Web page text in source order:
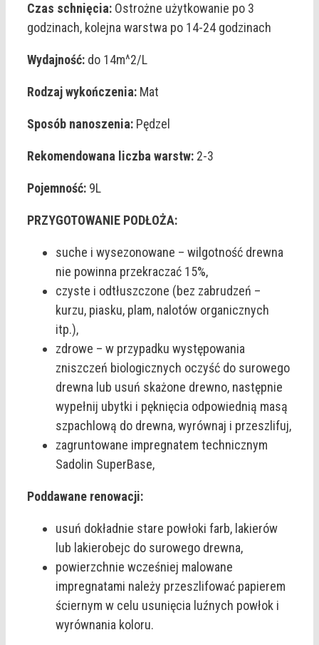
Czas schnięcia: Ostrożne użytkowanie po 3
godzinach, kolejna warstwa po 14-24 godzinach
Wydajność: do 14m^2/L
Rodzaj wykończenia: Mat
Sposób nanoszenia: Pędzel
Rekomendowana liczba warstw: 2-3
Pojemność: 9L
PRZYGOTOWANIE PODŁOŻA:
suche i wysezonowane – wilgotność drewna
nie powinna przekraczać 15%,
czyste i odtłuszczone (bez zabrudzeń –
kurzu, piasku, plam, nalotów organicznych
itp.),
zdrowe – w przypadku występowania
zniszczeń biologicznych oczyść do surowego
drewna lub usuń skażone drewno, następnie
wypełnij ubytki i pęknięcia odpowiednią masą
szpachlową do drewna, wyrównaj i przeszlifuj,
zagruntowane impregnatem technicznym
Sadolin SuperBase,
Poddawane renowacji:
usuń dokładnie stare powłoki farb, lakierów
lub lakierobejc do surowego drewna,
powierzchnie wcześniej malowane
impregnatami należy przeszlifować papierem
ściernym w celu usunięcia luźnych powłok i
wyrównania koloru.